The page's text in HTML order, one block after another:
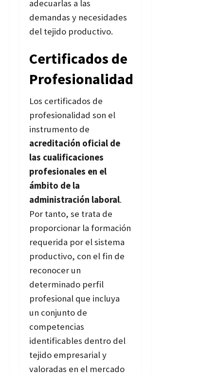
adecuarlas a las
demandas y necesidades
del tejido productivo.
Certificados de
Profesionalidad
Los certificados de
profesionalidad son el
instrumento de
acreditación oficial de
las cualificaciones
profesionales en el
ámbito de la
administración laboral.
Por tanto, se trata de
proporcionar la formación
requerida por el sistema
productivo, con el fin de
reconocer un
determinado perfil
profesional que incluya
un conjunto de
competencias
identificables dentro del
tejido empresarial y
valoradas en el mercado